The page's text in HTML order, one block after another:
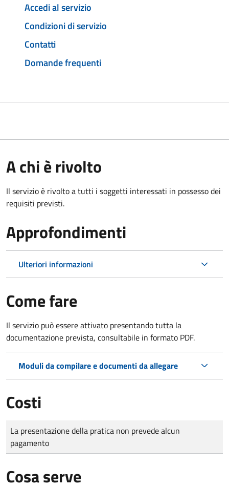
Accedi al servizio
Condizioni di servizio
Contatti
Domande frequenti
A chi è rivolto
Il servizio è rivolto a tutti i soggetti interessati in possesso dei
requisiti previsti.
Approfondimenti
Ulteriori informazioni
Come fare
Il servizio può essere attivato presentando tutta la
documentazione prevista, consultabile in formato PDF.
Moduli da compilare e documenti da allegare
Costi
Tipo di pagamento
Importo
La presentazione della pratica non prevede alcun
pagamento
Cosa serve